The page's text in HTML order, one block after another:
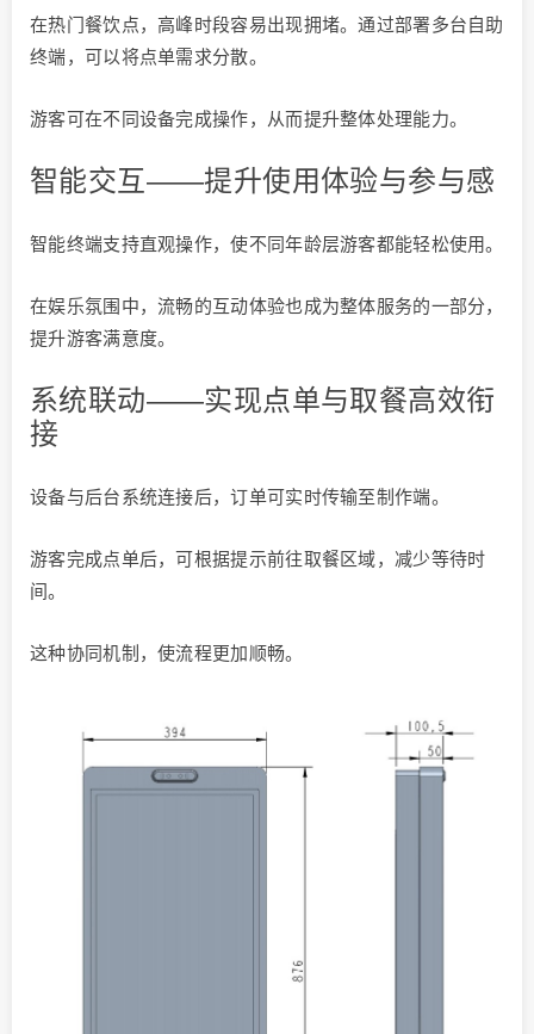
在热门餐饮点，高峰时段容易出现拥堵。通过部署多台自助
终端，可以将点单需求分散。
游客可在不同设备完成操作，从而提升整体处理能力。
智能交互——提升使用体验与参与感
智能终端支持直观操作，使不同年龄层游客都能轻松使用。
在娱乐氛围中，流畅的互动体验也成为整体服务的一部分，
提升游客满意度。
系统联动——实现点单与取餐高效衔
接
设备与后台系统连接后，订单可实时传输至制作端。
游客完成点单后，可根据提示前往取餐区域，减少等待时
间。
这种协同机制，使流程更加顺畅。